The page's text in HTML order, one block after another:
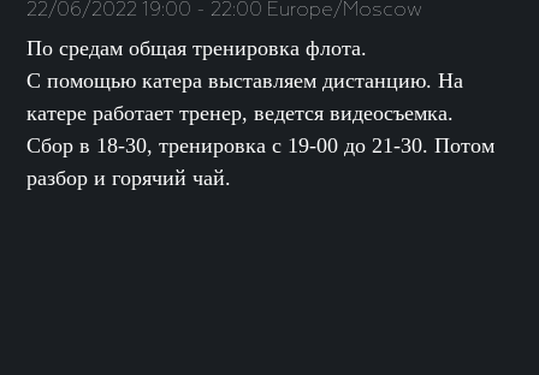
22/06/2022 19:00 - 22:00 Europe/Moscow
По средам общая тренировка флота.
С помощью катера выставляем дистанцию. На
катере работает тренер, ведется видеосъемка.
Сбор в 18-30, тренировка с 19-00 до 21-30. Потом
разбор и горячий чай.